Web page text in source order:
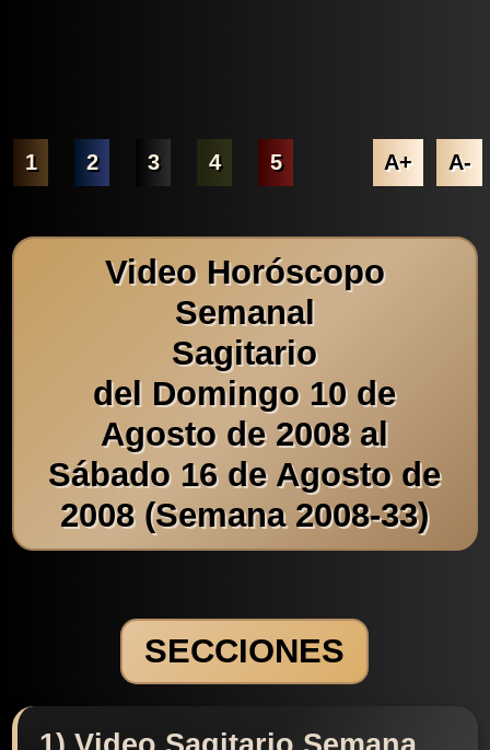
1 2 3 4 5 A+ A-
Video Horóscopo
Semanal
Sagitario
del Domingo 10 de
Agosto de 2008 al
Sábado 16 de Agosto de
2008 (Semana 2008-33)
SECCIONES